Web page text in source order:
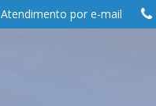
Atendimento por e-mail